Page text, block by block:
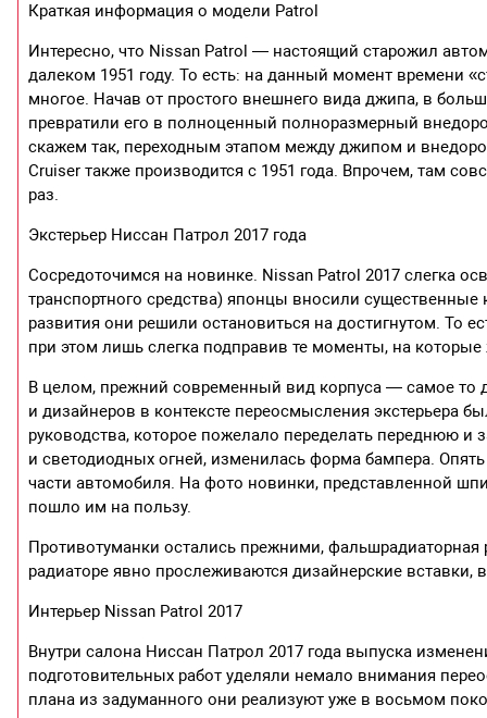
Краткая информация о модели Patrol
Интересно, что Nissan Patrol — настоящий старожил
далеком 1951 году. То есть: на данный момент времени
многое. Начав от простого внешнего вида джипа, в
превратили его в полноценный полноразмерный
скажем так, переходным этапом между джипом и
Cruiser также производится с 1951 года. Впрочем, там
раз.
Экстерьер Ниссан Патрол 2017 года
Сосредоточимся на новинке. Nissan Patrol 2017 слегка
транспортного средства) японцы вносили существенные
развития они решили остановиться на достигнутом. То
при этом лишь слегка подправив те моменты, на
В целом, прежний современный вид корпуса — самое то
и дизайнеров в контексте переосмысления экстерьера
руководства, которое пожелало переделать переднюю
и светодиодных огней, изменилась форма бампера.
части автомобиля. На фото новинки, представленной
пошло им на пользу.
Противотуманки остались прежними,
радиаторе явно прослеживаются дизайнерские
Интерьер Nissan Patrol 2017
Внутри салона Ниссан Патрол 2017 года выпуска
подготовительных работ уделяли немало внимания
плана из задуманного они реализуют уже в восьмом